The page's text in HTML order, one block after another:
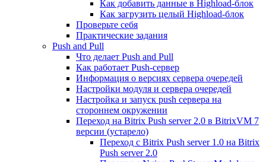
Как добавить данные в Highload-блок
Как загрузить целый Highload-блок
Проверьте себя
Практические задания
Push and Pull
Что делает Push and Pull
Как работает Push-сервер
Информация о версиях сервера очередей
Настройки модуля и сервера очередей
Настройка и запуск push сервера на
стороннем окружении
Переход на Bitrix Push server 2.0 в BitrixVM 7
версии (устарело)
Переход с Bitrix Push server 1.0 на Bitrix
Push server 2.0